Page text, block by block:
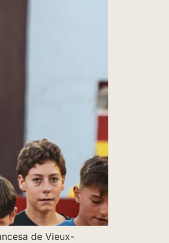
de Vieux-